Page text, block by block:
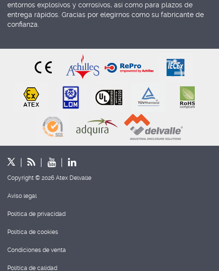
entornos explosivos y corrosivos, así como para plazos de
entrega rápidos. Gracias por elegirnos como su fabricante de
confianza.
Copyright © 2026 Atex Delvalle
Aviso legal
Política de privacidad
Política de cookies
Condiciones de venta
Política de calidad